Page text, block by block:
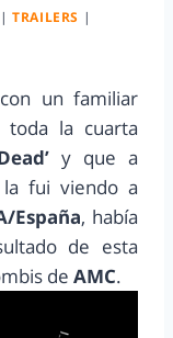
|TRAILERS |
un familiar
la cuarta
y que a
fui viendo a
España, había
de esta
de AMC.